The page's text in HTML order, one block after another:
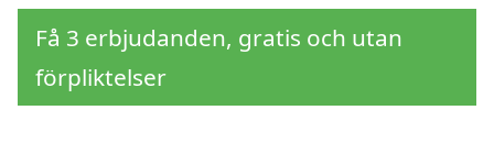
Få 3 erbjudanden, gratis och utan
förpliktelser